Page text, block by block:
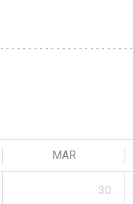
MAR
30